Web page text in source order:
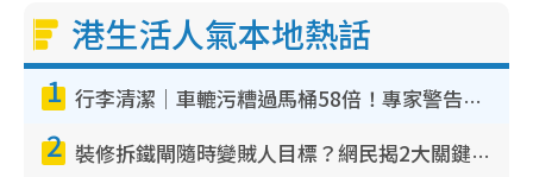
港生活人氣本地熱話
1 行李清潔｜車轆污糟過馬桶58倍！專家警告忌用酒精抹 教1招免污手除菌
2 裝修拆鐵閘隨時變賊人目標？網民揭2大關鍵用途：裝新式等於白裝？附新舊鐵閘分別